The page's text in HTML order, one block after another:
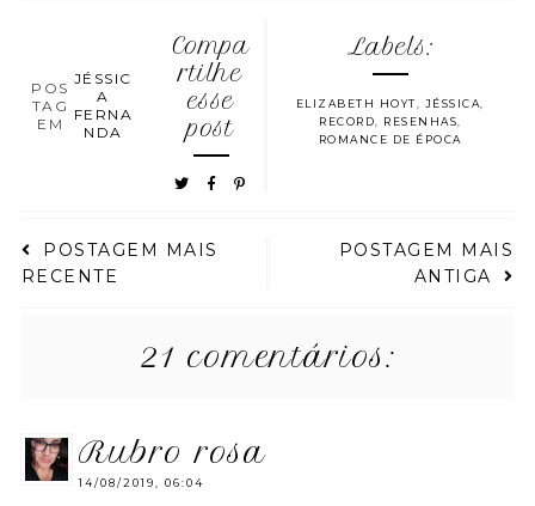
POS
TAG
EM
JÉSSIC
A
FERNA
NDA
Compa
rtilhe
esse
post
Labels:
ELIZABETH HOYT JÉSSICA
RECORD
RESENHAS
ROMANCE DE ÉPOCA
POSTAGEM MAIS
RECENTE
POSTAGEM MAIS
ANTIGA
21 comentários:
rubro rosa
14/08/2019, 06:04